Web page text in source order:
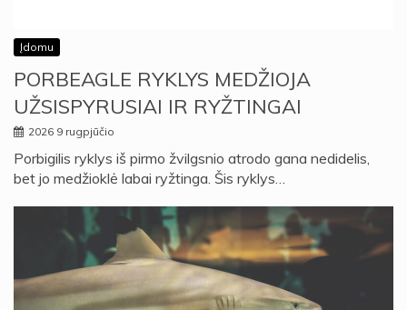
Įdomu
PORBEAGLE RYKLYS MEDŽIOJA
UŽSISPYRUSIAI IR RYŽTINGAI
2026 9 rugpjūčio
Porbigilis ryklys iš pirmo žvilgsnio atrodo gana nedidelis,
bet jo medžioklė labai ryžtinga. Šis ryklys…